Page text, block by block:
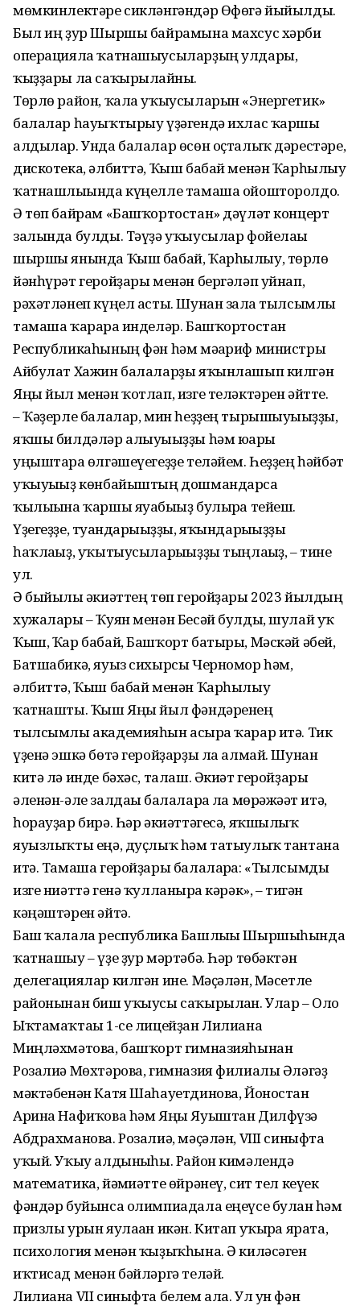
мөмкинлектәре сикләнгәндәр Өфөгә йыйылды.
Был иң ҙур Шыршы байрамына махсус хәрби
операцияла ҡатнашыу­сыларҙың улдары,
ҡыҙҙары ла саҡырылғайны.
Төрлө район, ҡала уҡыусыларын «Энергетик»
балалар һауыҡтырыу үҙәгендә ихлас ҡаршы
алдылар. Унда балалар өсөн оҫталыҡ дәрестәре,
дискотека, әлбиттә, Ҡыш бабай менән Ҡарһылыу
ҡатнашлығында күңелле тамаша ойошторолдо.
Ә төп байрам «Баш­ҡорт­остан» дәүләт концерт
залында булды. Тәүҙә уҡыусылар фойелағы
шыршы янында Ҡыш бабай, Ҡарһылыу, төрлө
йәнһүрәт геройҙары менән бергәләп уйнап,
рәхәтләнеп күңел асты. Шунан залға тылсымлы
тамаша ҡарарға инделәр. Башҡорт­остан
Республикаһының фән һәм мәғариф министры
Айбулат Хажин балаларҙы яҡынлашып килгән
Яңы йыл менән ҡотлап, изге теләктәрен әйтте.
– Ҡәҙерле балалар, мин һеҙҙең тырышыуығыҙҙы,
яҡшы билдәләр алыуығыҙҙы һәм юғары
уңыштарға өлгәшеүегеҙҙе теләйем. Һеҙҙең һәйбәт
уҡыуығыҙ көнбайыштың дошмандарса
ҡылығына ҡаршы яуабығыҙ булырға тейеш.
Үҙегеҙҙе, туғандарығыҙҙы, яҡындарығыҙҙы
һаҡлағыҙ, уҡытыусыларығыҙҙы тыңлағыҙ, – тине
ул.
Ә быйылғы әкиәттең төп геройҙары 2023 йылдың
хужалары – Ҡуян менән Бесәй булды, шулай уҡ
Ҡыш, Ҡар бабай, Башҡорт батыры, Мәскәй әбей,
Батшабикә, яуыз сихырсы Черномор һәм,
әлбиттә, Ҡыш бабай менән Ҡар­һылыу
ҡатнашты. Ҡыш Яңы йыл фәндәренең
тылсымлы академияһын асыр­ға ҡарар итә. Тик
үҙенә эшкә бөтә геройҙарҙы ла алмай. Шунан
китә лә инде бәхәс, талаш. Әкиәт геройҙары
әленән-әле залдағы балаларға ла мөрәжәғәт итә,
һорауҙар бирә. Һәр әкиәттәгесә, яҡшылыҡ
яуызлыҡты еңә, дуҫлыҡ һәм татыулыҡ тантана
итә. Тамаша геройҙары балалар­ға: «Тылсымды
изге ниәттә генә ҡулланырға кәрәк», – тигән
кәңәштәрен әйтә.
Баш ҡалала республика Башлығы Шыршыһында
ҡатнашыу – үҙе ҙур мәртәбә. Һәр төбәктән
делегациялар килгән ине. Мәҫәлән, Мәсетле
районынан биш уҡыусы саҡырылған. Улар – Оло
Ыҡтамаҡтағы 1-се лицейҙан Лилиана
Миңләхмәтова, башҡорт гимназияһынан
Розалиә Мөхтәрова, гимназия филиалы Әләгәҙ
мәктәбенән Катя Шаһауетдинова, Йоностан
Арина Нафиҡова һәм Яңы Яуыштан Дилфүзә
Абдрахманова. Розалиә, мәҫәлән, VIII синыфта
уҡый. Уҡыу алдынғыһы. Район кимәлендә
математика, йәм­ғиәтте өйрәнеү, сит тел кеүек
фәндәр буйынса олимпиадала еңеүсе булған һәм
призлы урын яулаған икән. Китап уҡырға ярата,
психология менән ҡыҙыҡһына. Ә киләсәген
иҡтисад менән бәйләргә теләй.
Лилиана VII синыфта белем ала. Ул ун фән